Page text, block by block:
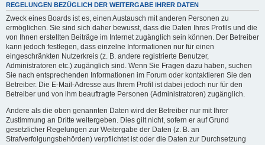
REGELUNGEN BEZÜGLICH DER WEITERGABE IHRER DATEN
Zweck eines Boards ist es, einen Austausch mit anderen Personen zu
ermöglichen. Sie sind sich daher bewusst, dass die Daten Ihres Profils und die
von Ihnen erstellten Beiträge im Internet zugänglich sein können. Der Betreiber
kann jedoch festlegen, dass einzelne Informationen nur für einen
eingeschränkten Nutzerkreis (z. B. andere registrierte Benutzer,
Administratoren etc.) zugänglich sind. Wenn Sie Fragen dazu haben, suchen
Sie nach entsprechenden Informationen im Forum oder kontaktieren Sie den
Betreiber. Die E-Mail-Adresse aus Ihrem Profil ist dabei jedoch nur für den
Betreiber und von ihm beauftragte Personen (Administratoren) zugänglich.
Andere als die oben genannten Daten wird der Betreiber nur mit Ihrer
Zustimmung an Dritte weitergeben. Dies gilt nicht, sofern er auf Grund
gesetzlicher Regelungen zur Weitergabe der Daten (z. B. an
Strafverfolgungsbehörden) verpflichtet ist oder die Daten zur Durchsetzung